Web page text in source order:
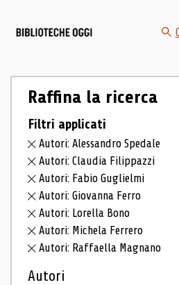
Raffina la ricerca
Filtri applicati
Autori: Alessandro Spedale
Autori: Claudia Filippazzi
Autori: Fabio Guglielmi
Autori: Giovanna Ferro
Autori: Lorella Bono
Autori: Michela Ferrero
Autori: Raffaella Magnano
Autori